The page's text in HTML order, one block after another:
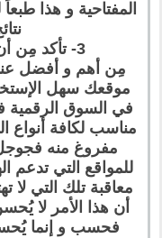
المفتاحية و هذا
3- تأكد مِن أن موقعك سهل الإستخدام
مِن أهم و أفضل
موقعك سهل
في السوق الرقمية
مناسب لكافة أنواع
مفروغ منه فجوجل
للمواقع التي تدعم
معاقبة تلك التي لا
أن هذا الأمر لا
فحسب و إنما